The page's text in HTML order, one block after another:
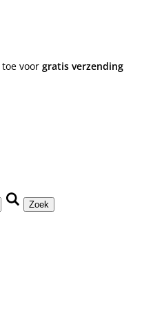
toe voor gratis verzending
Zoek